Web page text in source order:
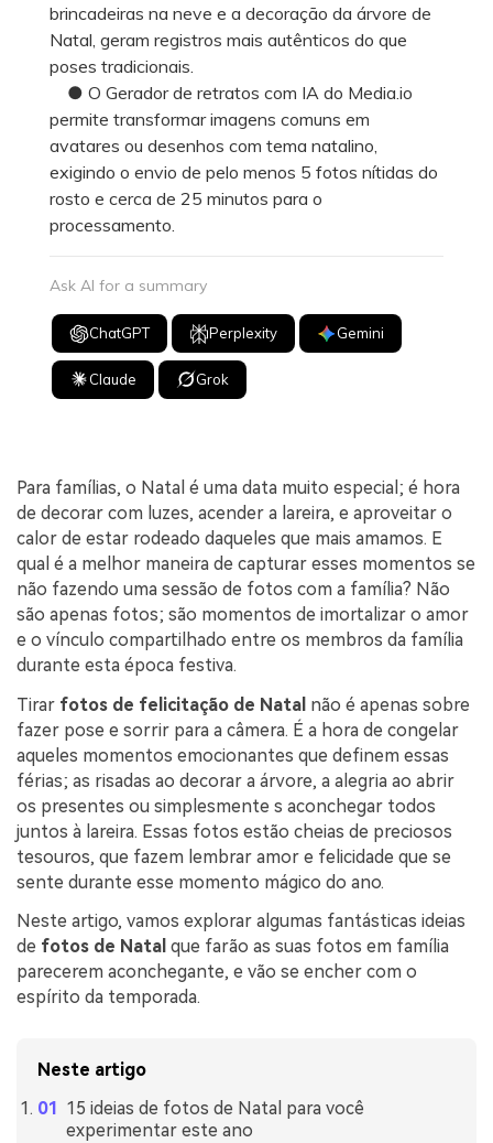
brincadeiras na neve e a decoração da árvore de
Natal, geram registros mais autênticos do que
poses tradicionais.
● O Gerador de retratos com IA do Media.io
permite transformar imagens comuns em
avatares ou desenhos com tema natalino,
exigindo o envio de pelo menos 5 fotos nítidas do
rosto e cerca de 25 minutos para o
processamento.
Ask AI for a summary
ChatGPT Perplexity Gemini
Claude Grok
Para famílias, o Natal é uma data muito especial; é hora
de decorar com luzes, acender a lareira, e aproveitar o
calor de estar rodeado daqueles que mais amamos. E
qual é a melhor maneira de capturar esses momentos se
não fazendo uma sessão de fotos com a família? Não
são apenas fotos; são momentos de imortalizar o amor
e o vínculo compartilhado entre os membros da família
durante esta época festiva.
Tirar fotos de felicitação de Natal não é apenas sobre
fazer pose e sorrir para a câmera. É a hora de congelar
aqueles momentos emocionantes que definem essas
férias; as risadas ao decorar a árvore, a alegria ao abrir
os presentes ou simplesmente s aconchegar todos
juntos à lareira. Essas fotos estão cheias de preciosos
tesouros, que fazem lembrar amor e felicidade que se
sente durante esse momento mágico do ano.
Neste artigo, vamos explorar algumas fantásticas ideias
de fotos de Natal que farão as suas fotos em família
parecerem aconchegante, e vão se encher com o
espírito da temporada.
Neste artigo
15 ideias de fotos de Natal para você
experimentar este ano